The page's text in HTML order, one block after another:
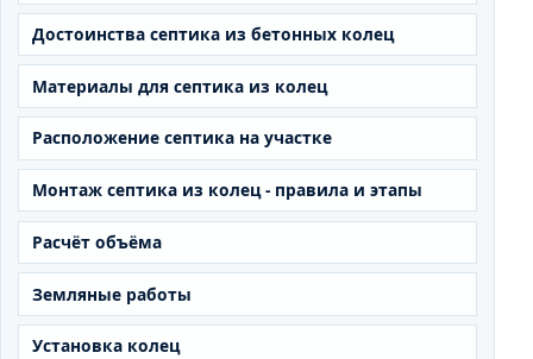
Достоинства септика из бетонных колец
Материалы для септика из колец
Расположение септика на участке
Монтаж септика из колец - правила и этапы
Расчёт объёма
Земляные работы
Установка колец